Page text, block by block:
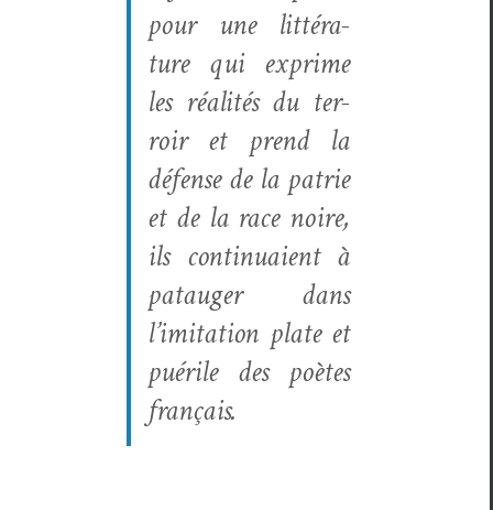
pour une lit­téra­
ture qui exprime
les réal­ités du ter­
roir et prend la
défense de la patrie
et de la race noire,
ils con­tin­u­aient à
patauger dans
l’im­i­ta­tion plate et
puérile des poètes
français.